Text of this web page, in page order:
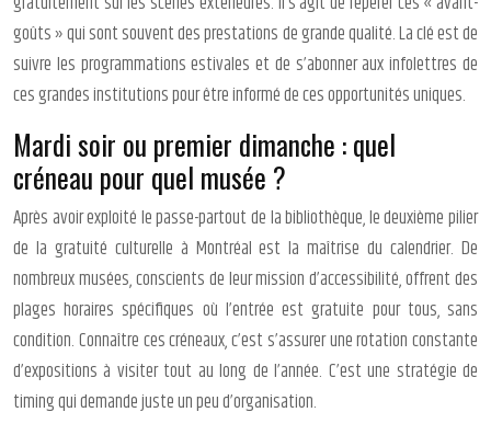
goûts » qui sont souvent des prestations de grande qualité. La clé est de
suivre les programmations estivales et de s’abonner aux infolettres de
ces grandes institutions pour être informé de ces opportunités uniques.
Mardi soir ou premier dimanche : quel
créneau pour quel musée ?
Après avoir exploité le passe-partout de la bibliothèque, le deuxième pilier
de la gratuité culturelle à Montréal est la maîtrise du calendrier. De
nombreux musées, conscients de leur mission d’accessibilité, offrent des
plages horaires spécifiques où l’entrée est gratuite pour tous, sans
condition. Connaître ces créneaux, c’est s’assurer une rotation constante
d’expositions à visiter tout au long de l’année. C’est une stratégie de
timing qui demande juste un peu d’organisation.